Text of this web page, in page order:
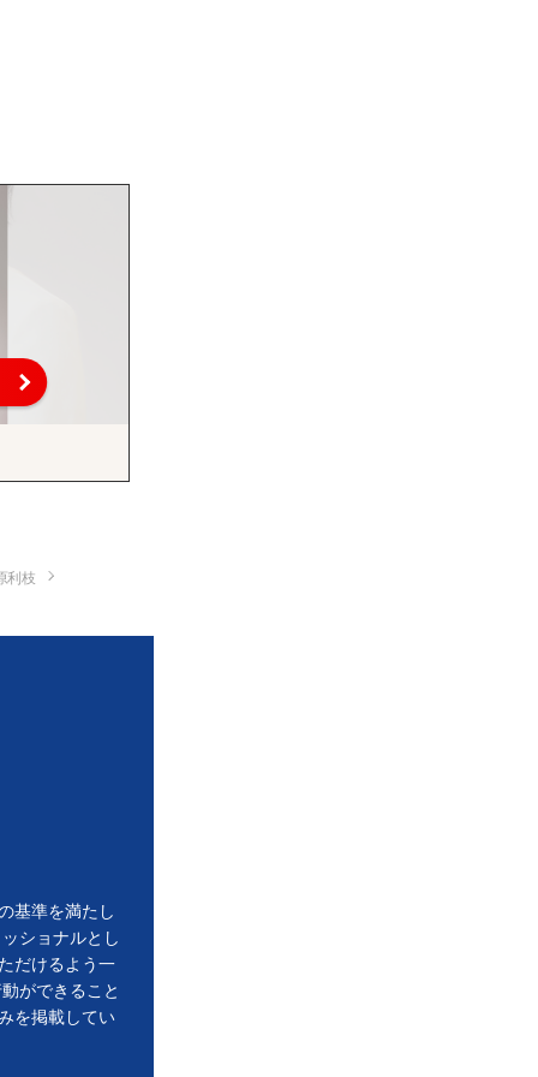
利枝
基準を満たし
ショナルとし
だけるよう一
ができること
を掲載してい